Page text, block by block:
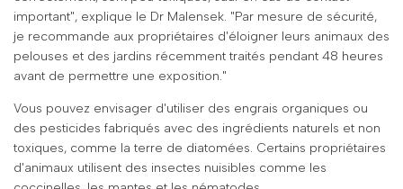
important", explique le Dr Malensek. "Par mesure de sécurité,
je recommande aux propriétaires d'éloigner leurs animaux des
pelouses et des jardins récemment traités pendant 48 heures
avant de permettre une exposition."
Vous pouvez envisager d'utiliser des engrais organiques ou
des pesticides fabriqués avec des ingrédients naturels et non
toxiques, comme la terre de diatomées. Certains propriétaires
d'animaux utilisent des insectes nuisibles comme les